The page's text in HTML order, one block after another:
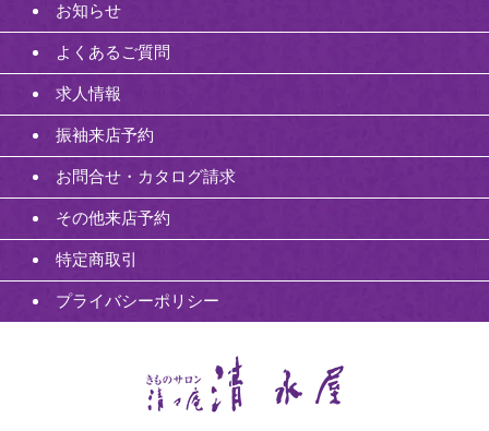
お知らせ
よくあるご質問
求人情報
振袖来店予約
お問合せ・カタログ請求
その他来店予約
特定商取引
プライバシーポリシー